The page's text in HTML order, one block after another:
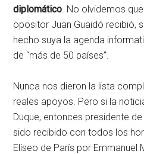
diplomático. No olvidemos
opositor Juan Guaidó recibió,
hecho suya la agenda
de “más de 50 países”.
Nunca nos dieron la lista
reales apoyos. Pero si la
Duque, entonces presidente
sido recibido con todos los
Elíseo de París por Emmanuel